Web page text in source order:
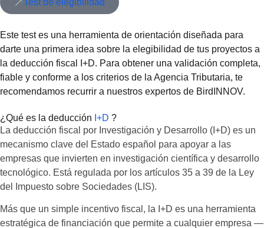
Este test es una herramienta de orientación diseñada para
darte una primera idea sobre la elegibilidad de tus proyectos a
la deducción fiscal I+D. Para obtener una validación completa,
fiable y conforme a los criterios de la Agencia Tributaria, te
recomendamos recurrir a nuestros expertos de BirdINNOV.
¿Qué es la deducción I+D ?
La deducción fiscal por Investigación y Desarrollo (I+D) es un
mecanismo clave del Estado español para apoyar a las
empresas que invierten en investigación científica y desarrollo
tecnológico. Está regulada por los artículos 35 a 39 de la Ley
del Impuesto sobre Sociedades (LIS).
Más que un simple incentivo fiscal, la I+D es una herramienta
estratégica de financiación que permite a cualquier empresa —